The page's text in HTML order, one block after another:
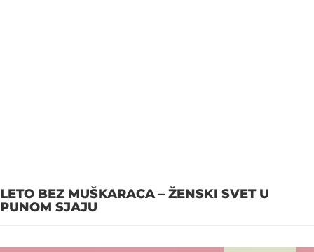
LETO BEZ MUŠKARACA – ŽENSKI SVET U
PUNOM SJAJU